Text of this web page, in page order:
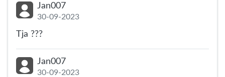
Jan007
30-09-2023
Tja ???
Jan007
30-09-2023